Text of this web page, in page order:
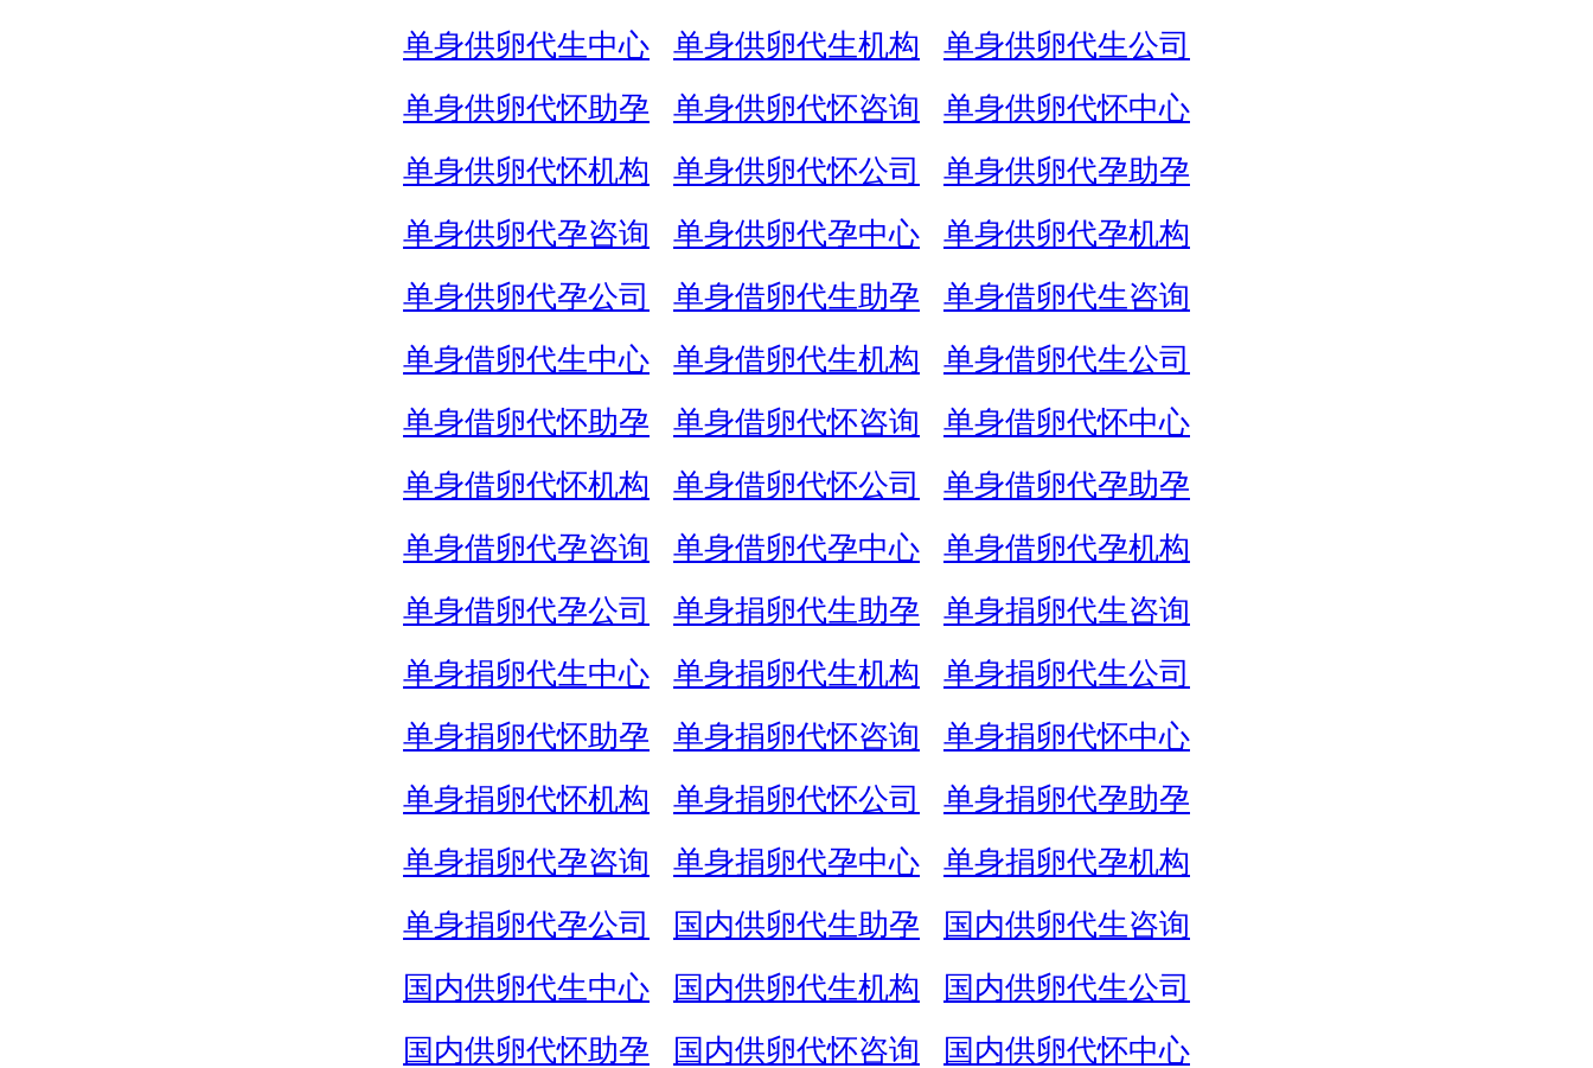
单身供卵代生中心
单身供卵代生机构
单身供卵代生公司
单身供卵代怀助孕
单身供卵代怀咨询
单身供卵代怀中心
单身供卵代怀机构
单身供卵代怀公司
单身供卵代孕助孕
单身供卵代孕咨询
单身供卵代孕中心
单身供卵代孕机构
单身供卵代孕公司
单身借卵代生助孕
单身借卵代生咨询
单身借卵代生中心
单身借卵代生机构
单身借卵代生公司
单身借卵代怀助孕
单身借卵代怀咨询
单身借卵代怀中心
单身借卵代怀机构
单身借卵代怀公司
单身借卵代孕助孕
单身借卵代孕咨询
单身借卵代孕中心
单身借卵代孕机构
单身借卵代孕公司
单身捐卵代生助孕
单身捐卵代生咨询
单身捐卵代生中心
单身捐卵代生机构
单身捐卵代生公司
单身捐卵代怀助孕
单身捐卵代怀咨询
单身捐卵代怀中心
单身捐卵代怀机构
单身捐卵代怀公司
单身捐卵代孕助孕
单身捐卵代孕咨询
单身捐卵代孕中心
单身捐卵代孕机构
单身捐卵代孕公司
国内供卵代生助孕
国内供卵代生咨询
国内供卵代生中心
国内供卵代生机构
国内供卵代生公司
国内供卵代怀助孕
国内供卵代怀咨询
国内供卵代怀中心